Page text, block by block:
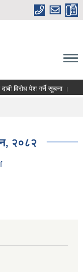
विरोध पेश गर्ने सूचना ।
२०८२